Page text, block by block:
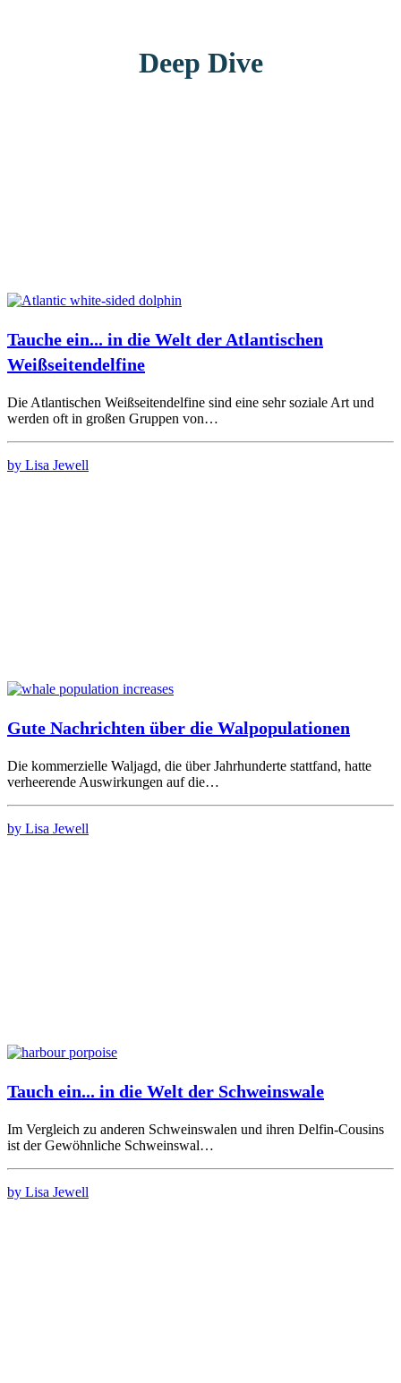
Deep Dive
Tauche ein... in die Welt der Atlantischen
Weißseitendelfine
Die Atlantischen Weißseitendelfine sind eine sehr soziale Art und
werden oft in großen Gruppen von…
by Lisa Jewell
Gute Nachrichten über die Walpopulationen
Die kommerzielle Waljagd, die über Jahrhunderte stattfand, hatte
verheerende Auswirkungen auf die…
by Lisa Jewell
Tauch ein... in die Welt der Schweinswale
Im Vergleich zu anderen Schweinswalen und ihren Delfin-Cousins
ist der Gewöhnliche Schweinswal…
by Lisa Jewell